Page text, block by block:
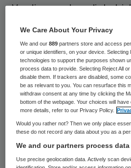
Voedingscentrum ligt,
Het Voedingscentrum
hetverbod op zoete
basisschool De Albatros
ingevoerd. Een
erkent directeur Mark
Algemeen Dagblad, maar
geen andere keuze. Eén
in zijn wijk is te zwaar. “We
op onze school gezond.
We Care About Your Privacy
We and our889 partners store and access
or unique identifiers, on your device.
technologies to support the purposes shown
process data to provide. Selecting Reject All
disable them. If trackers are disabled, some
be as relevant to you. You can resurface this
withdraw consent at any time by clicking the
bottom of the webpage. Your choices will
more details, refer to our Privacy Policy.
Would you rather not? Then we only place
these do not record any data about you as a
We and our partners process
Use precise geolocation data. Actively scan